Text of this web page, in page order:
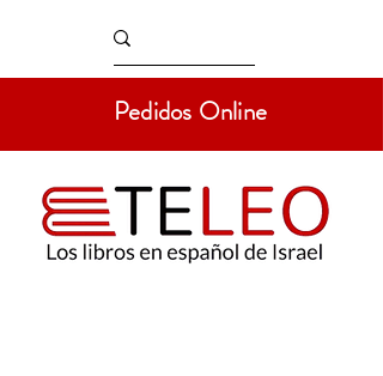
Pedidos Online